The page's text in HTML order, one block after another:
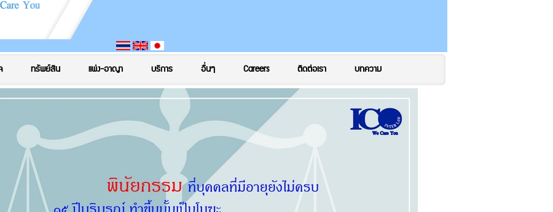
ทรัพย์สิน แพ่ง-อาญา บริการ อื่นๆ Careers ติดต่อเรา บทความ